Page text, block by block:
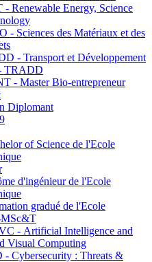
- Renewable Energy, Science
- Sciences des Matériaux et des
- Transport et Développement
TRADD
- Master Bio-entrepreneur
Diplomant
of Science de l'Ecole
d'ingénieur de l'Ecole
gradué de l'Ecole
MSc&T
- Artificial Intelligence and
Visual Computing
Cybersecurity : Threats &